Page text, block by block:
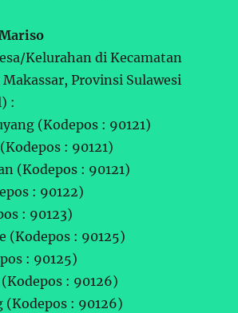
Kelurahan di Kecamatan
Provinsi Sulawesi
:
(Kodepos : 90121)
: 90121)
(Kodepos : 90121)
: 90122)
: 90123)
(Kodepos : 90125)
: 90125)
: 90126)
(Kodepos : 90126)